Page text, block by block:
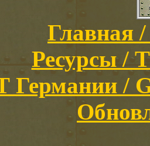
Главная
Ресурсы /
Германии /